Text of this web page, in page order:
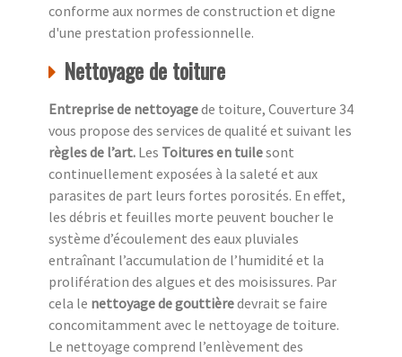
conforme aux normes de construction et digne
d'une prestation professionnelle.
Nettoyage de toiture
Entreprise de nettoyagede toiture, Couverture 34
vous propose des services de qualité et suivant les
règles de l’art. Les Toitures en tuilesont
continuellement exposées à la saleté et aux
parasites de part leurs fortes porosités. En effet,
les débris et feuilles morte peuvent boucher le
système d’écoulement des eaux pluviales
entraînant l’accumulation de l’humidité et la
prolifération des algues et des moisissures. Par
cela le nettoyage de gouttièredevrait se faire
concomitamment avec le nettoyage de toiture.
Le nettoyage comprend l’enlèvement des